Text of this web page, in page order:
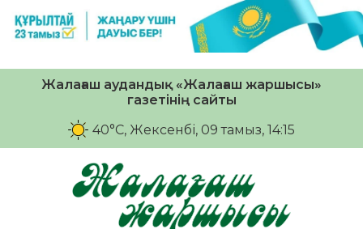
Жалағаш аудандық «Жалағаш жаршысы»
газетінің сайты
40°C, Жексенбі, 09 тамыз, 14:15